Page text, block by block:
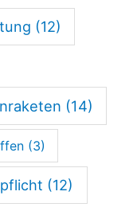
(12)
(14)
(3)
(12)